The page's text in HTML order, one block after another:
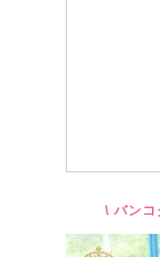
\ バンコ